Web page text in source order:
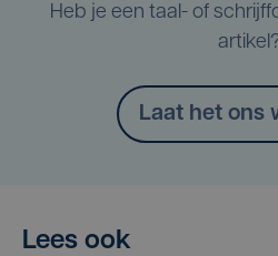
Heb je een taal- of
Laat het ons
Lees ook